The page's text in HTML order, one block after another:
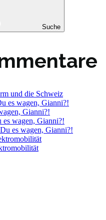
Suche
und die Schweiz
es wagen, Gianni?!
Gianni?!
es wagen, Gianni?!
es wagen, Gianni?!